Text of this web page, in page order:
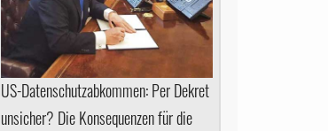
US-Datenschutzabkommen: Per Dekret
unsicher? Die Konsequenzen für die